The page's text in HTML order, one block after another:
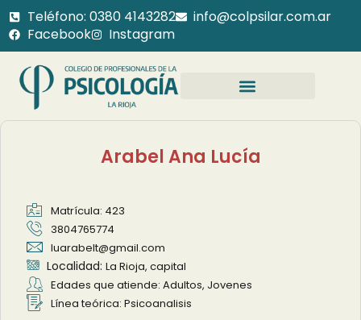
Teléfono: 0380 4143282
info@colpsilar.com.ar
Facebook
Instagram
Arabel Ana Lucía
Matrícula: 423
3804765774
luarabelt@gmail.com
Localidad:La Rioja, capital
Edades que atiende: Adultos, Jovenes
Línea teórica: Psicoanalisis